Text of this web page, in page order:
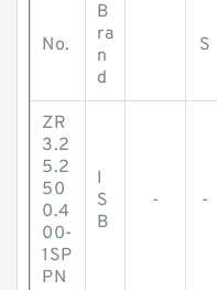
No.
B
ra
n
d
S
ZR
3.2
5.2
50
0.4
00-
1SP
PN
I
S
B
- -